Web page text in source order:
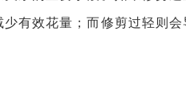
有效花量；而修剪过轻则